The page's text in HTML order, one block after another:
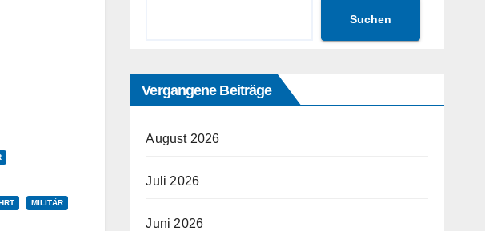
MILITÄR
Suchen
Vergangene Beiträge
August 2026
Juli 2026
Juni 2026